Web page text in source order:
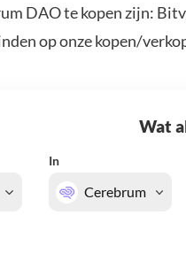
DAO te kopen zijn:
op onze kopen/
Wat
In